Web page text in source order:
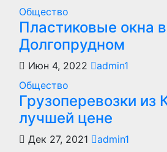
Общество
Пластиковые окна в
Долгопрудном
Июн 4, 2022
admin1
Общество
Грузоперевозки из
лучшей цене
Дек 27, 2021
admin1